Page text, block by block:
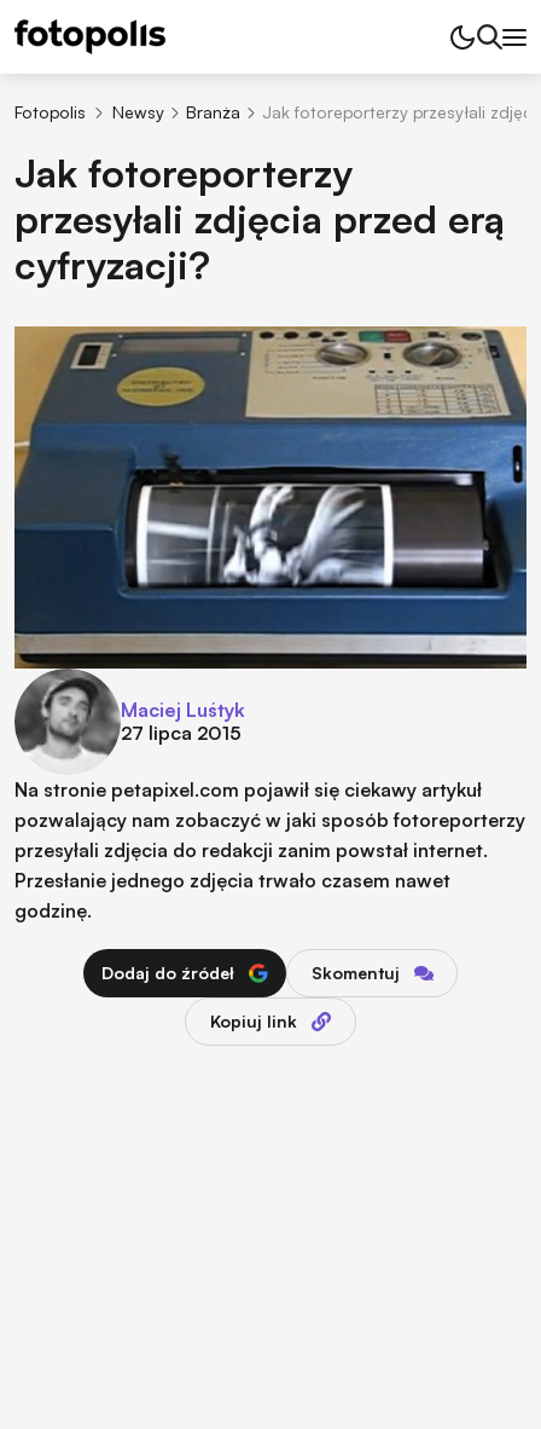
Fotopolis Newsy Branża Jak fotoreporterzy przesyłali
Jak fotoreporterzy
przesyłali zdjęcia przed erą
cyfryzacji?
Maciej Luśtyk
27 lipca 2015
Na stronie petapixel.com pojawił się ciekawy artykuł
pozwalający nam zobaczyć w jaki sposób fotoreporterzy
przesyłali zdjęcia do redakcji zanim powstał internet.
Przesłanie jednego zdjęcia trwało czasem nawet
godzinę.
Dodaj do źródeł Skomentuj
Kopiuj link